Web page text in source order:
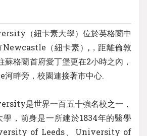
（紐卡素大學）位於英格蘭中
Newcastle（紐卡素）,，距離倫敦
蘇格蘭首府愛丁堡更在2小時之內，
畔旁，校園連接著市中心.
是世界一百五十強名校之一，
，前身是一所建於1834年的醫學
of Leeds、University of